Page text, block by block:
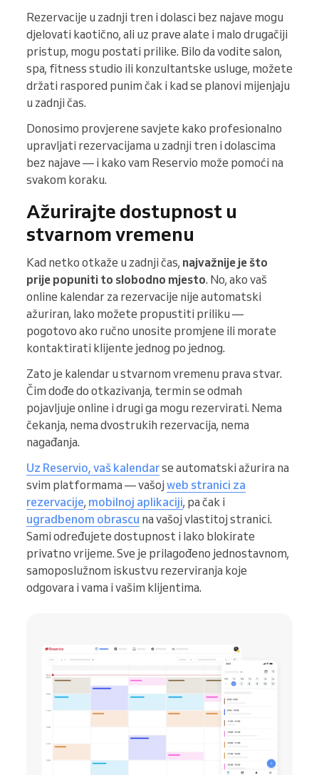
Rezervacije u zadnji tren i dolasci bez najave mogu
djelovati kaotično, ali uz prave alate i malo drugačiji
pristup, mogu postati prilike. Bilo da vodite salon,
spa, fitness studio ili konzultantske usluge, možete
držati raspored punim čak i kad se planovi mijenjaju
u zadnji čas.
Donosimo provjerene savjete kako profesionalno
upravljati rezervacijama u zadnji tren i dolascima
bez najave — i kako vam Reservio može pomoći na
svakom koraku.
Ažurirajte dostupnost u
stvarnom vremenu
Kad netko otkaže u zadnji čas, najvažnije je što
prije popuniti to slobodno mjesto. No, ako vaš
online kalendar za rezervacije nije automatski
ažuriran, lako možete propustiti priliku —
pogotovo ako ručno unosite promjene ili morate
kontaktirati klijente jednog po jednog.
Zato je kalendar u stvarnom vremenu prava stvar.
Čim dođe do otkazivanja, termin se odmah
pojavljuje online i drugi ga mogu rezervirati. Nema
čekanja, nema dvostrukih rezervacija, nema
nagađanja.
Uz Reservio, vaš kalendarse automatski ažurira na
svim platformama — vašoj web stranici za
rezervacije, mobilnoj aplikaciji, pa čak i
ugradbenom obrascu na vašoj vlastitoj stranici.
Sami određujete dostupnost i lako blokirate
privatno vrijeme. Sve je prilagođeno jednostavnom,
samoposlužnom iskustvu rezerviranja koje
odgovara i vama i vašim klijentima.